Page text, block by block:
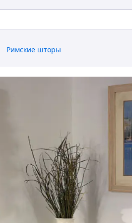
Римские шторы